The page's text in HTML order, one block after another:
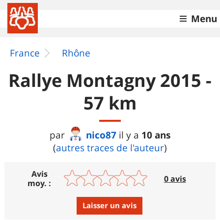
Menu
France Rhône
Rallye Montagny 2015 -
57 km
par nico87 il y a 10 ans
(autres traces de l'auteur)
Avis
moy. :
0 avis
Laisser un avis